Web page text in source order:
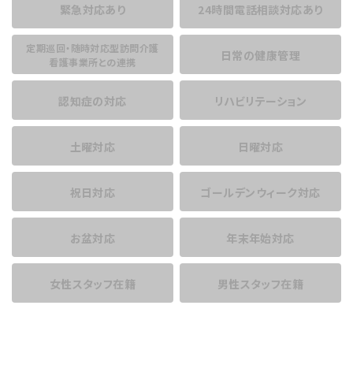
緊急対応あり 24時間電話相談対応あり
定期巡回・随時対応型訪問介護
看護事業所との連携
日常の健康管理
認知症の対応 リハビリテーション
土曜対応 日曜対応
祝日対応 ゴールデンウィーク対応
お盆対応 年末年始対応
女性スタッフ在籍 男性スタッフ在籍